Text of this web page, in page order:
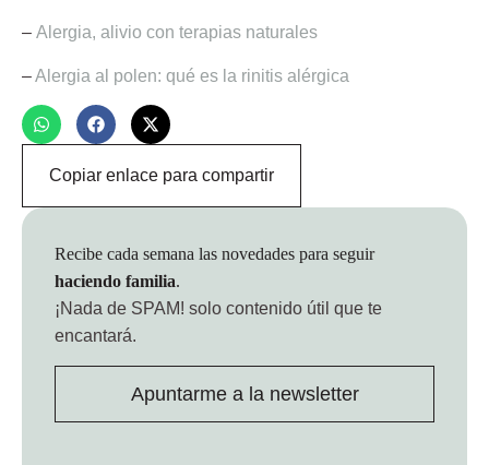
– Alergia, alivio con terapias naturales
–Alergia al polen: qué es la rinitis alérgica
Copiar enlace para compartir
Recibe cada semana las novedades para seguir
haciendo familia.
¡Nada de SPAM! solo contenido útil que te
encantará.
Apuntarme a la newsletter